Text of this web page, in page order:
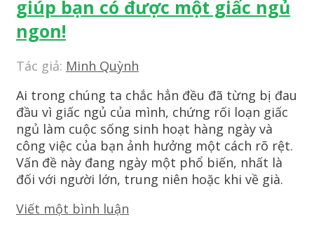
giúp bạn có được một giấc ngủ
ngon!
Tác giả: Minh Quỳnh
Ai trong chúng ta chắc hẳn đều đã từng bị đau
đầu vì giấc ngủ của mình, chứng rối loạn giấc
ngủ làm cuộc sống sinh hoạt hàng ngày và
công việc của bạn ảnh hưởng một cách rõ rệt.
Vấn đề này đang ngày một phổ biến, nhất là
đối với người lớn, trung niên hoặc khi về già.
Viết một bình luận